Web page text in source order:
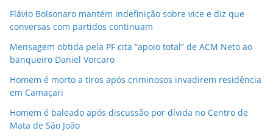
Flávio Bolsonaro mantém indefinição sobre vice e diz que
conversas com partidos continuam
Mensagem obtida pela PF cita “apoio total” de ACM Neto ao
banqueiro Daniel Vorcaro
Homem é morto a tiros após criminosos invadirem residência
em Camaçari
Homem é baleado após discussão por dívida no Centro de
Mata de São João